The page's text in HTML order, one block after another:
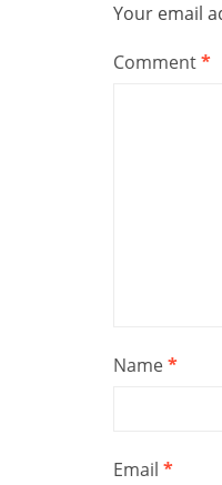
Your email
Comment*
Name*
Email *